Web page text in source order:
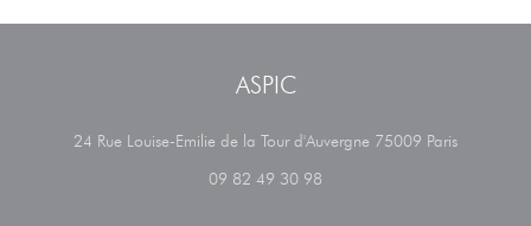
ASPIC
24 Rue Louise-Emilie de la Tour d'Auvergne 75009 Paris((abre en
09 82 49 30 98